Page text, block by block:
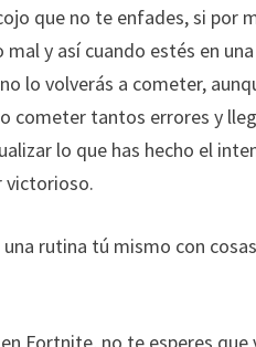
que no te enfades, si por
y así cuando estés en
lo volverás a cometer,
cometer tantos errores y
lo que has hecho el
victorioso.
rutina tú mismo con